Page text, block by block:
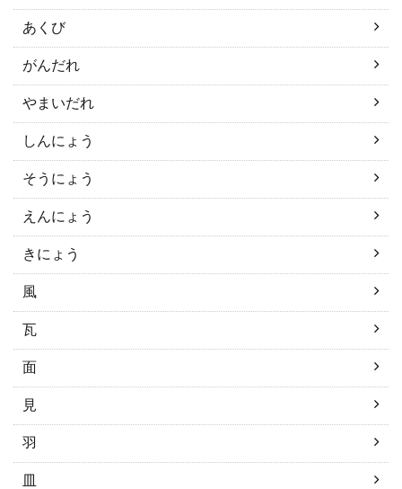
あくび
がんだれ
やまいだれ
しんにょう
そうにょう
えんにょう
きにょう
風
瓦
面
見
羽
皿